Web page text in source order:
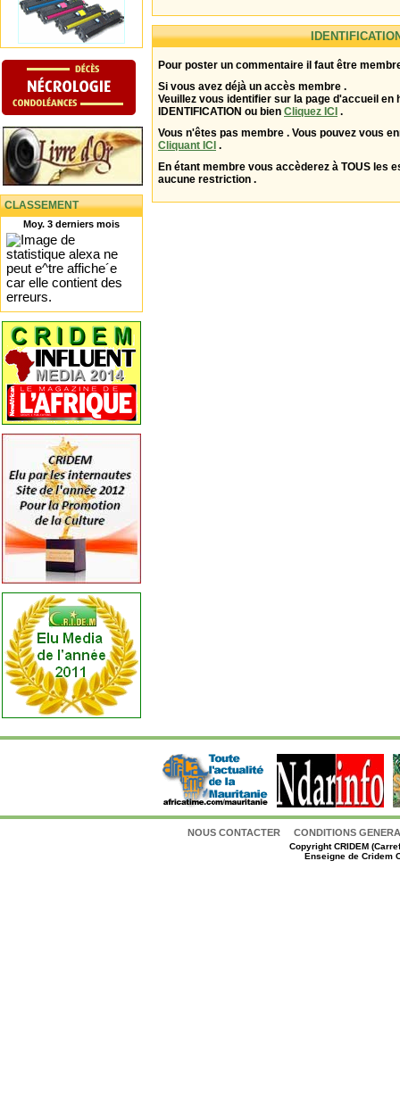
CLASSEMENT
Moy. 3 derniers mois
Pour poster un commentaire il faut être
Si vous avez déjà un accès membre .
Veuillez vous identifier sur la page d'accueil en
IDENTIFICATION ou bien Cliquez ICI .
Vous n'êtes pas membre . Vous pouvez vous
Cliquant ICI .
En étant membre vous accèderez à TOUS les
aucune restriction .
NOUS CONTACTER CONDITIONS
CopyrightCRIDEM
Enseigne de Cridem